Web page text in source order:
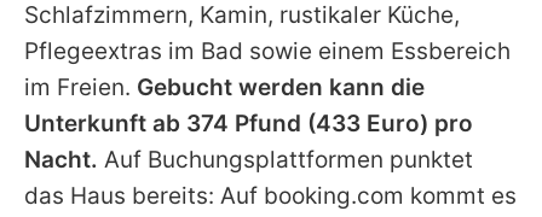
Schlafzimmern, Kamin, rustikaler Küche,
Pflegeextras im Bad sowie einem Essbereich
im Freien. Gebucht werden kann die
Unterkunft ab 374 Pfund (433 Euro) pro
Nacht. Auf Buchungsplattformen punktet
das Haus bereits: Auf booking.com kommt es